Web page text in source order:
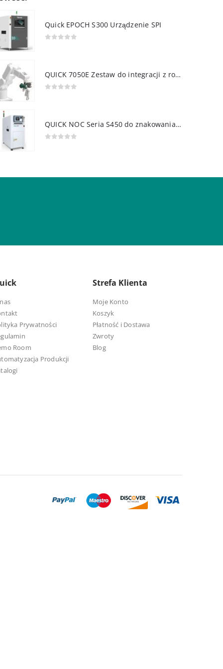
Quick EPOCH S300 Urządzenie SPI
QUICK 7050E Zestaw do integracji z robotem
QUICK NOC Seria S450 do znakowania PCB
Prywatności
Room
Produkcji
Strefa Klienta
Moje Konto
Koszyk
Płatność i Dostawa
Zwroty
Blog